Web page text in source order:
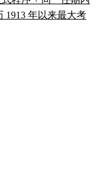
1913 年以来最大考